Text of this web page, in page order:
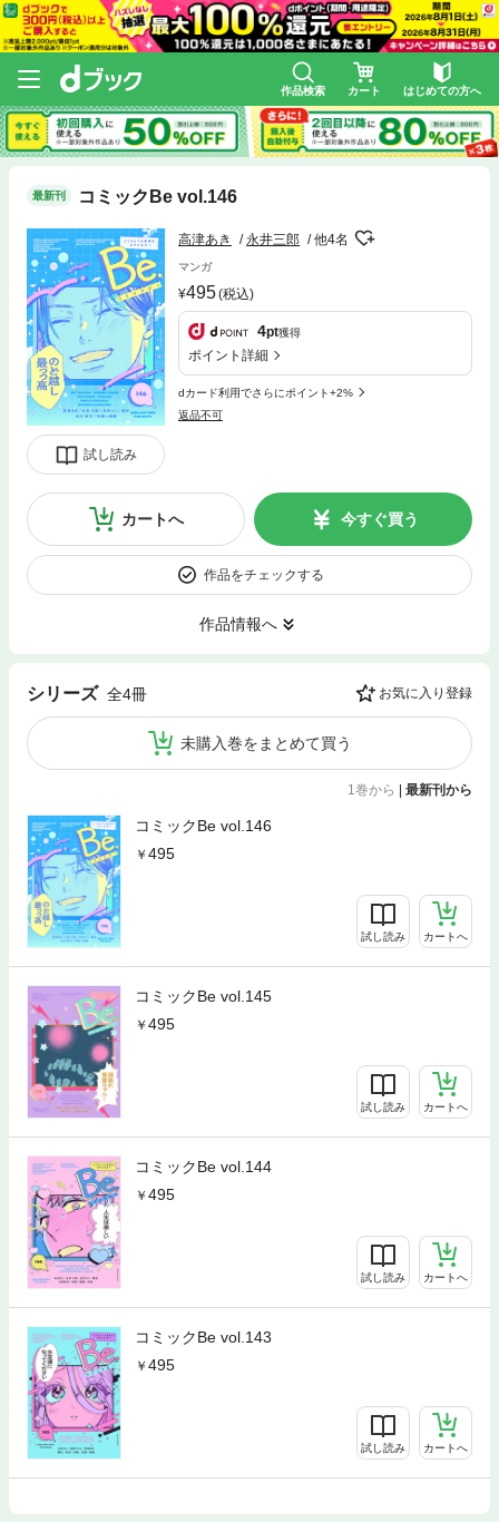
作品検索 カート はじめての方へ
最新刊 コミックBe vol.146
試し読み
高津あき 永井三郎 他4名
マンガ
495(税込)
4pt獲得
ポイント詳細
dカード利用でさらにポイント+2%
返品不可
カートへ 今すぐ買う
作品をチェックする
作品情報へ
シリーズ 全4冊 お気に入り登録
未購入巻をまとめて買う
1巻から | 最新刊から
コミックBe vol.146
495
試し読み カートへ
コミックBe vol.145
495
試し読み カートへ
コミックBe vol.144
495
試し読み カートへ
コミックBe vol.143
495
試し読み カートへ